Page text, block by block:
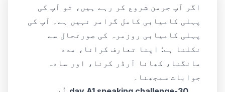
اگر آپ جرمن شروع کر رہے ہیں، تو آپ کی
پہلی کامیابی کامل گرامر نہیں ہے۔ آپ کی
پہلی کامیابی روزمرہ کی صورتحال سے
نکلنا ہے: اپنا تعارف کرانا، مدد
مانگنا، کھانا آرڈر کرنا، اور سادہ
جوابات سمجھنا۔